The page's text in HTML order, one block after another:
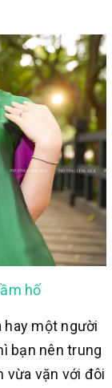
hố
hay một người
bạn nên trung
vừa vặn với đôi